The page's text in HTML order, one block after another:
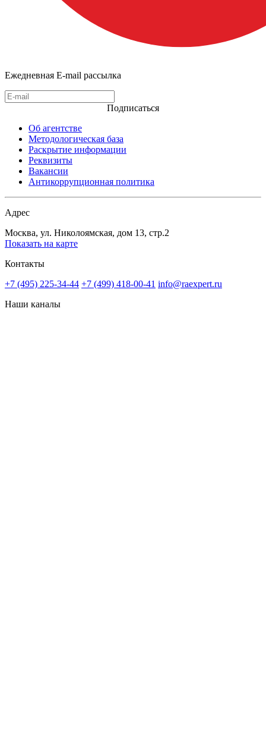
Ежедневная E-mail рассылка
Подписаться
Об агентстве
Методологическая база
Раскрытие информации
Реквизиты
Вакансии
Антикоррупционная политика
Адрес
Москва, ул. Николоямская, дом 13, стр.2
Показать на карте
Контакты
+7 (495) 225-34-44 +7 (499) 418-00-41 info@raexpert.ru
Наши каналы